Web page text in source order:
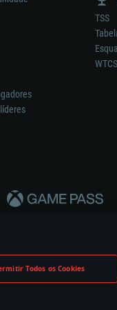
Todos os Cookies
TSS